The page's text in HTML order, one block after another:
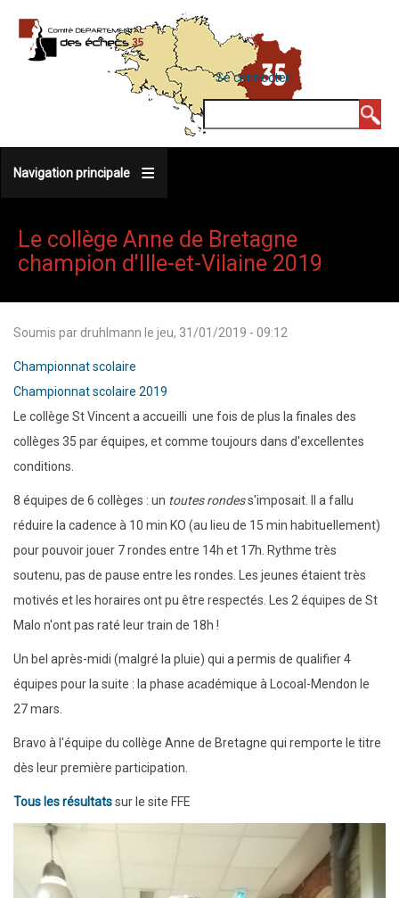
contenu
MENU
DU
COMPTE
DE
Se connecter
Navigation principale
Le collège Anne de Bretagne
champion d'Ille-et-Vilaine 2019
Soumis par druhlmann le jeu, 31/01/2019 - 09:12
Championnat scolaire
Championnat scolaire 2019
Le collège St Vincent a accueilli une fois de plus la finales des
collèges 35 par équipes, et comme toujours dans d'excellentes
conditions.
8 équipes de 6 collèges : un toutes rondess'imposait. Il a fallu
réduire la cadence à 10 min KO (au lieu de 15 min habituellement)
pour pouvoir jouer 7 rondes entre 14h et 17h. Rythme très
soutenu, pas de pause entre les rondes. Les jeunes étaient très
motivés et les horaires ont pu être respectés. Les 2 équipes de St
Malo n'ont pas raté leur train de 18h !
Un bel après-midi (malgré la pluie) qui a permis de qualifier 4
équipes pour la suite : la phase académique à Locoal-Mendon le
27 mars.
Bravo à l'équipe du collège Anne de Bretagne qui remporte le titre
dès leur première participation.
Tous les résultatssur le site FFE